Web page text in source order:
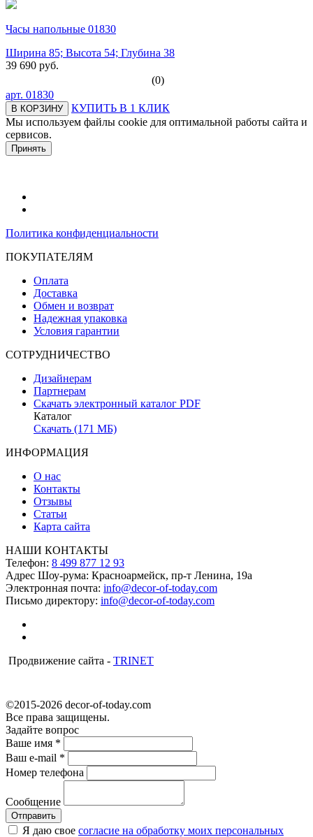
Часы напольные 01830
Ширина 85; Высота 54; Глубина 38
39 690 руб.
(0)
арт. 01830
В КОРЗИНУ
КУПИТЬ В 1 КЛИК
Мы используем файлы cookie для оптимальной работы сайта и
сервисов.
Принять
Политика конфиденциальности
ПОКУПАТЕЛЯМ
Оплата
Доставка
Обмен и возврат
Надежная упаковка
Условия гарантии
СОТРУДНИЧЕСТВО
Дизайнерам
Партнерам
Скачать электронный каталог PDF
Каталог
Скачать (171 МБ)
ИНФОРМАЦИЯ
О нас
Контакты
Отзывы
Статьи
Карта сайта
НАШИ КОНТАКТЫ
Телефон: 8 499 877 12 93
Адрес Шоу-рума: Красноармейск, пр-т Ленина, 19а
Электронная почта: info@decor-of-today.com
Письмо директору: info@decor-of-today.com
Продвижение сайта - TRINET
©2015-2026 decor-of-today.com
Все права защищены.
Задайте вопрос
Ваше имя *
Ваш e-mail *
Номер телефона
Сообщение
Я даю свое согласие на обработку моих персональных